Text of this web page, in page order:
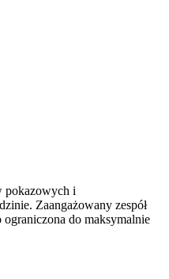
pokazowych i
Zaangażowany zespół
do maksymalnie